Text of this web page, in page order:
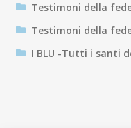
Testimoni della
Testimoni della
I BLU -Tutti i santi